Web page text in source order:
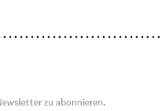
zu abonnieren.